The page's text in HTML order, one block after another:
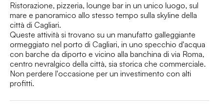
Ristorazione, pizzeria, lounge bar in un unico luogo, sul
mare e panoramico allo stesso tempo sulla skyline della
città di Cagliari.
Queste attività si trovano su un manufatto galleggiante
ormeggiato nel porto di Cagliari, in uno specchio d'acqua
con barche da diporto e vicino alla banchina di via Roma,
centro nevralgico della città, sia storica che commerciale.
Non perdere l'occasione per un investimento con alti
profitti.